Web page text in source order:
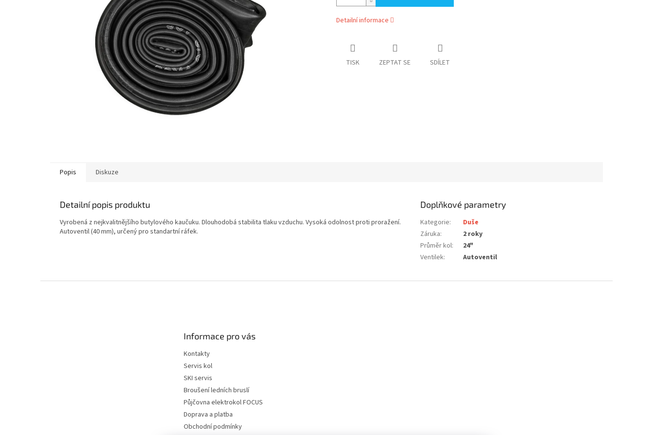
Detailní informace
TISK ZEPTAT SE SDÍLET
Popis Diskuze
Detailní popis produktu
Vyrobená z nejkvalitnějšího butylového kaučuku. Dlouhodobá stabilita tlaku vzduchu. Vysoká odolnost proti proražení.
Autoventil (40 mm), určený pro standartní ráfek.
Doplňkové parametry
Kategorie:
Duše
Záruka:
2 roky
Průměr kol:
24"
Ventilek: Autoventil
Informace pro vás
Kontakty
Servis kol
SKI servis
Broušení ledních bruslí
Půjčovna elektrokol FOCUS
Doprava a platba
Obchodní podmínky